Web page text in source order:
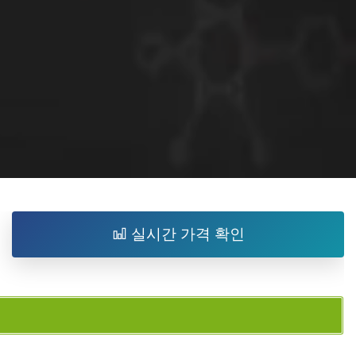
실시간 가격 확인